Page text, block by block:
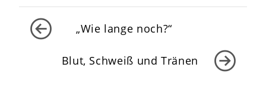
Beitragsnavigation
„Wie lange noch?“
Blut, Schweiß und Tränen